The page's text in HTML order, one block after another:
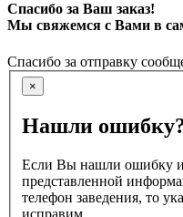
Спасибо за Ваш заказ!
Мы свяжемся с Вами в
Спасибо за отправку
×
Нашли
Если Вы нашли ошибку
представленной
телефон заведения, то
исправим.